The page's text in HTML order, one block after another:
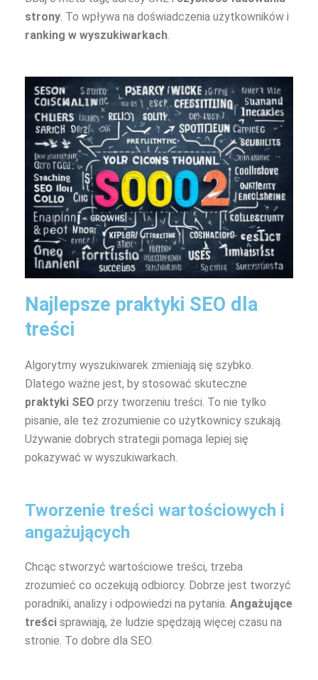
strony. To wpływa na doświadczenia użytkowników i
ranking w wyszukiwarkach.
Najlepsze praktyki SEO dla
treści
Algorytmy wyszukiwarek zmieniają się szybko.
Dlatego ważne jest, by stosować skuteczne
praktyki SEO przy tworzeniu treści. To nie tylko
pisanie, ale też zrozumienie co użytkownicy szukają.
Używanie dobrych strategii pomaga lepiej się
pokazywać w wyszukiwarkach.
Tworzenie treści wartościowych i
angażujących
Chcąc stworzyć wartościowe treści, trzeba
zrozumieć co oczekują odbiorcy. Dobrze jest tworzyć
poradniki, analizy i odpowiedzi na pytania. Angażujące
treścisprawiają, że ludzie spędzają więcej czasu na
stronie. To dobre dla SEO.